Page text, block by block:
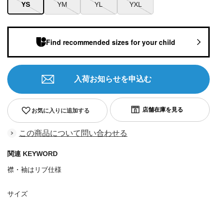
YS YM YL YXL
お気に入りに追加する
入荷お知らせを申込む
この商品について問い合わせる
関連 KEYWORD
襟・袖はリブ仕様
サイズ
Find recommended sizes for your child